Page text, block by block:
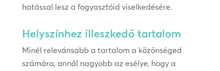
hatással lesz a fogyasztóid viselkedésére.
Helyszínhez illeszkedő tartalom
Minél relevánsabb a tartalom a közönséged
számára, annál nagyobb az esélye, hogy a